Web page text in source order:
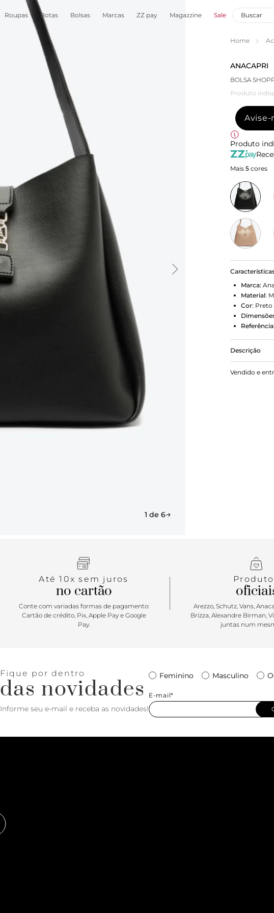
Roupas Botas Bolsas Marcas ZZ pay Magazzine Sale
1 de 6
Home
ANACAPRI
BOLSA
Produto
Avise-
Produto
Mais 5 cores
Marca:
Material:
Cor: Preto
Referência:
Descrição
Bolsa
preta. No
Vendido e
Até 10x sem juros
no cartão
Conte com variadas formas de pagamento:
Cartão de crédito, Pix, Apple Pay e Google
Pay.
Arezzo, Schutz, Vans,
Brizza, Alexandre Birman,
juntas num
Fique por dentro
das novidades
Informe seu e-mail e receba as novidades!
Feminino Masculino
E-mail*